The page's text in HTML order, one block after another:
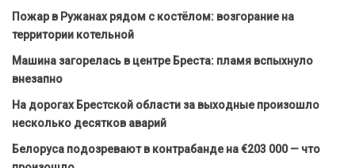
Пожар в Ружанах рядом с костёлом: возгорание на
территории котельной
Машина загорелась в центре Бреста: пламя вспыхнуло
внезапно
На дорогах Брестской области за выходные произошло
несколько десятков аварий
Белоруса подозревают в контрабанде на €203 000 — что